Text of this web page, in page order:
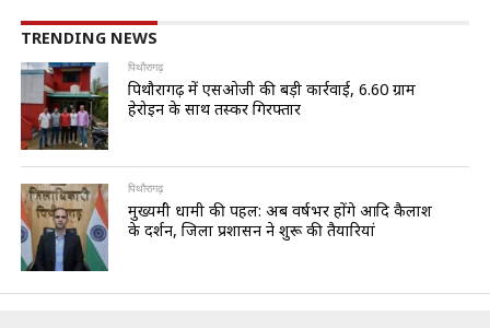
TRENDING NEWS
पिथौरागढ़
पिथौरागढ़ में एसओजी की बड़ी कार्रवाई, 6.60 ग्राम
हेरोइन के साथ तस्कर गिरफ्तार
पिथौरागढ़
मुख्यमंत्री धामी की पहल: अब वर्षभर होंगे आदि कैलाश
के दर्शन, जिला प्रशासन ने शुरू की तैयारियां